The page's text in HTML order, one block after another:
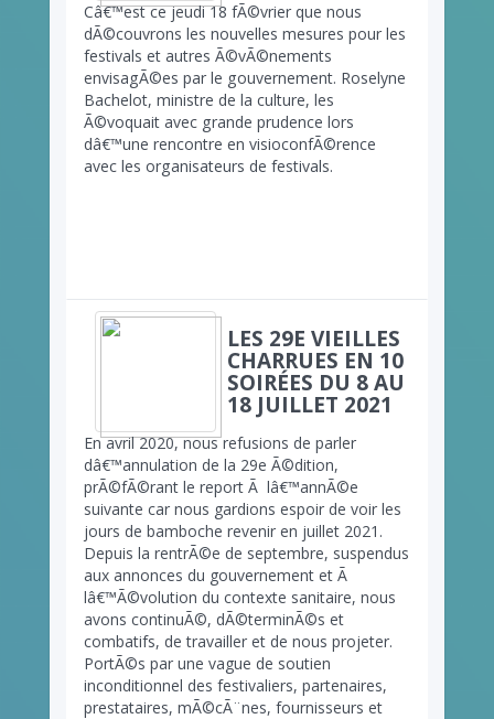
Câ€™est ce jeudi 18 fÃ©vrier que nous
dÃ©couvrons les nouvelles mesures pour les
festivals et autres Ã©vÃ©nements
envisagÃ©es par le gouvernement. Roselyne
Bachelot, ministre de la culture, les
Ã©voquait avec grande prudence lors
dâ€™une rencontre en visioconfÃ©rence
avec les organisateurs de festivals.
LES 29E VIEILLES
CHARRUES EN 10
SOIRÉES DU 8 AU
18 JUILLET 2021
En avril 2020, nous refusions de parler
dâ€™annulation de la 29e Ã©dition,
prÃ©fÃ©rant le report Ã lâ€™annÃ©e
suivante car nous gardions espoir de voir les
jours de bamboche revenir en juillet 2021.
Depuis la rentrÃ©e de septembre, suspendus
aux annonces du gouvernement et Ã
lâ€™Ã©volution du contexte sanitaire, nous
avons continuÃ©, dÃ©terminÃ©s et
combatifs, de travailler et de nous projeter.
PortÃ©s par une vague de soutien
inconditionnel des festivaliers, partenaires,
prestataires, mÃ©cÃ¨nes, fournisseurs et